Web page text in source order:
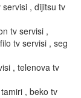
, dijitsu tv
tv servisi ,
tv servisi , seg
, telenova tv
, beko tv